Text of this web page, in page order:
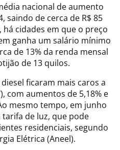
nacional de aumento
saindo de cerca de R$ 85
cidades em que o preço
ganha um salário mínimo
de 13% da renda mensal
de 13 quilos.
ficaram mais caros a
com aumentos de 5,18% e
mesmo tempo, em junho
de luz, que pode
residenciais, segundo
Elétrica (Aneel).